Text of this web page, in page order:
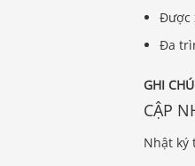
Được
Đa
GHI CHÚ
CẬP
Nhật ký